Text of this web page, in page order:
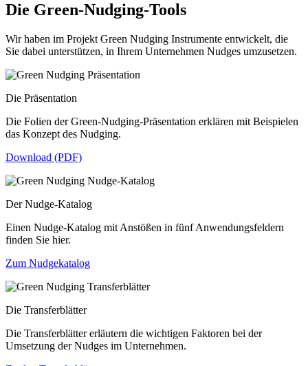
Die Green-Nudging-Tools
Wir haben im Projekt Green Nudging Instrumente entwickelt, die
Sie dabei unterstützen, in Ihrem Unternehmen Nudges umzusetzen.
Die Präsentation
Die Folien der Green-Nudging-Präsentation erklären mit Beispielen
das Konzept des Nudging.
Download (PDF)
Der Nudge-Katalog
Einen Nudge-Katalog mit Anstößen in fünf Anwendungsfeldern
finden Sie hier.
Zum Nudgekatalog
Die Transferblätter
Die Transferblätter erläutern die wichtigen Faktoren bei der
Umsetzung der Nudges im Unternehmen.